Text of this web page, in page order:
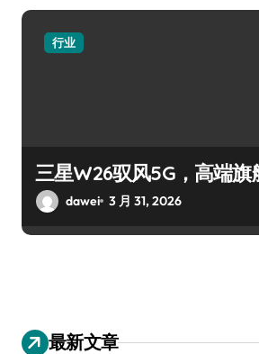
行业
三星W26驭风5G，高端旗
dawei 3 月 31, 2026
最新文章